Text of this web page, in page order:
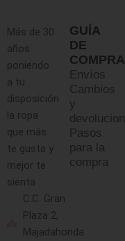
Más de 30
años
poniendo
a tu
disposición
la ropa
que más
te gusta y
mejor te
sienta
C.C. Gran
Plaza 2,
Majadahonda
GUÍA
DE
COMPRA
Envíos
Cambios
y
Pasos
para la
compra